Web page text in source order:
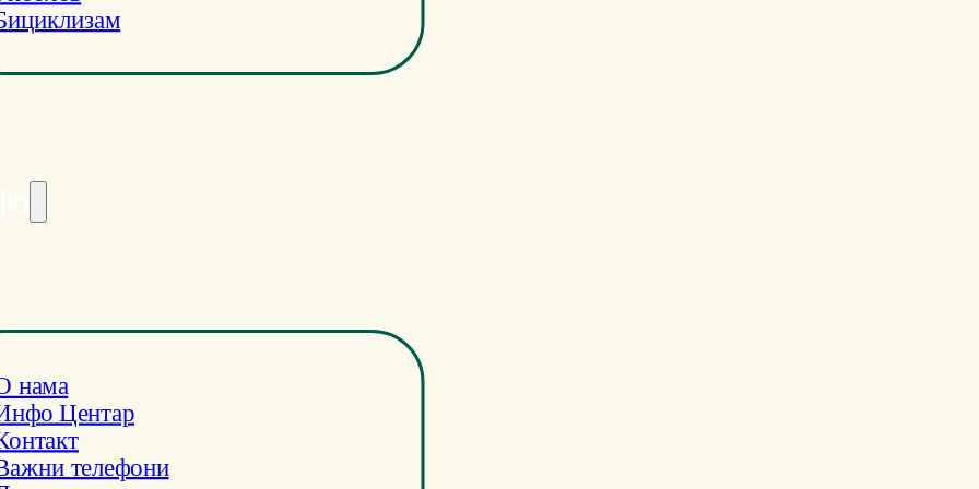
нама
Центар
телефони